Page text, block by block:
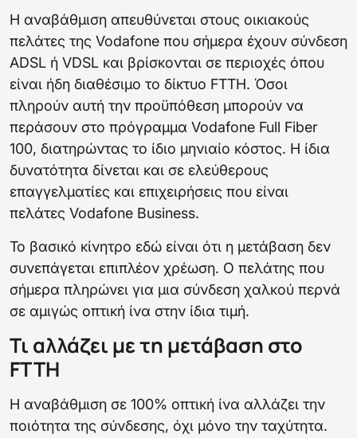
Η αναβάθμιση απευθύνεται στους οικιακούς
πελάτες της Vodafone που σήμερα έχουν σύνδεση
ADSL ή VDSL και βρίσκονται σε περιοχές όπου
είναι ήδη διαθέσιμο το δίκτυο FTTH. Όσοι
πληρούν αυτή την προϋπόθεση μπορούν να
περάσουν στο πρόγραμμα Vodafone Full Fiber
100, διατηρώντας το ίδιο μηνιαίο κόστος. Η ίδια
δυνατότητα δίνεται και σε ελεύθερους
επαγγελματίες και επιχειρήσεις που είναι
πελάτες Vodafone Business.
Το βασικό κίνητρο εδώ είναι ότι η μετάβαση δεν
συνεπάγεται επιπλέον χρέωση. Ο πελάτης που
σήμερα πληρώνει για μια σύνδεση χαλκού περνά
σε αμιγώς οπτική ίνα στην ίδια τιμή.
Τι αλλάζει με τη μετάβαση στο
FTTH
Η αναβάθμιση σε 100% οπτική ίνα αλλάζει την
ποιότητα της σύνδεσης, όχι μόνο την ταχύτητα.